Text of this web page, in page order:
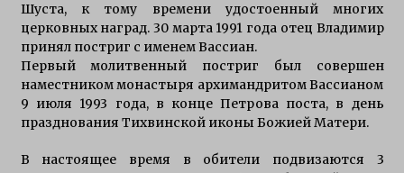
Шуста, к тому времени удостоенный многих
церковных наград. 30 марта 1991 года отец Владимир
принял постриг с именем Вассиан.
Первый молитвенный постриг был совершен
наместником монастыря архимандритом Вассианом
9 июля 1993 года, в конце Петрова поста, в день
празднования Тихвинской иконы Божией Матери.
В настоящее время в обители подвизаются 3